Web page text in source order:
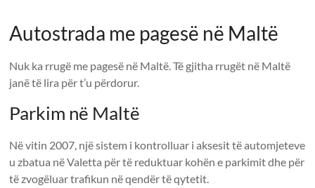
Autostrada me pagesë në Maltë
Nuk ka rrugë me pagesë në Maltë. Të gjitha rrugët në Maltë
janë të lira për t’u përdorur.
Parkim në Maltë
Në vitin 2007, një sistem i kontrolluar i aksesit të automjeteve
u zbatua në Valetta për të reduktuar kohën e parkimit dhe për
të zvogëluar trafikun në qendër të qytetit.